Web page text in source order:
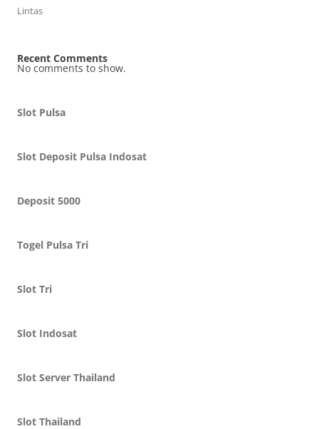
Lintas
Recent Comments
No comments to show.
Slot Pulsa
Slot Deposit Pulsa Indosat
Deposit 5000
Togel Pulsa Tri
Slot Tri
Slot Indosat
Slot Server Thailand
Slot Thailand